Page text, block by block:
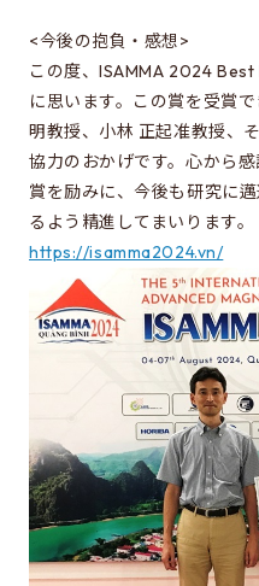
駒場での講義
同窓会のページ
資料アーカイブ
関連組織のリンク
内部生向けページ
電気系事務室
お問い合わせ・アクセス
お問い合わせ
アクセス
このサイトについて
サイト情報
<今後の抱負・感想>
この度、ISAMMA 2024
に思います。この賞を受賞
明教授、小林 正起准教授、
協力のおかげです。心から
賞を励みに、今後も研究に
るよう精進してまいります。
https://isamma2024.vn/